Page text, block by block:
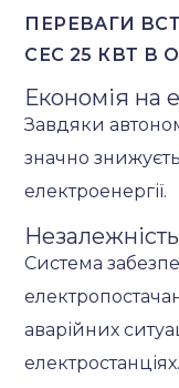
ПЕРЕВАГИ
СЕС 25 КВТ В
Економія на
Завдяки
значно
електроенергії.
Система
аварійних
електростанціях.